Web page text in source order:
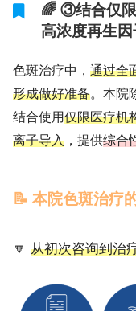
🌈 ③结合仅
高浓度再生
色斑治疗中， 通过全
形成做好准备。本院
结合使用仅限医疗机
离子导入 ，提供综合
📝 本院色斑治疗
🔽 从初次咨询到治